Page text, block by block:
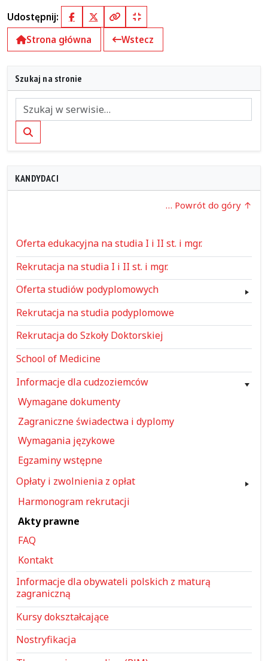
Udostępnij: FacebookX (Twitter)
Kopiuj pełny link
Kopiuj krótki link
Strona główna
Wstecz
Szukaj na stronie
Szukaj
KANDYDACI
… Powrót do góry
Oferta edukacyjna na studia I i II st. i mgr.
Rekrutacja na studia I i II st. i mgr.
Oferta studiów podyplomowych
Rekrutacja na studia podyplomowe
Rekrutacja do Szkoły Doktorskiej
School of Medicine
Informacje dla cudzoziemców
Wymagane dokumenty
Zagraniczne świadectwa i dyplomy
Wymagania językowe
Egzaminy wstępne
Opłaty i zwolnienia z opłat
Harmonogram rekrutacji
Akty prawne
FAQ
Kontakt
Informacje dla obywateli polskich z maturą
zagraniczną
Kursy dokształcające
Nostryfikacja